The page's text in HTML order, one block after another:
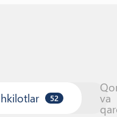
52 va